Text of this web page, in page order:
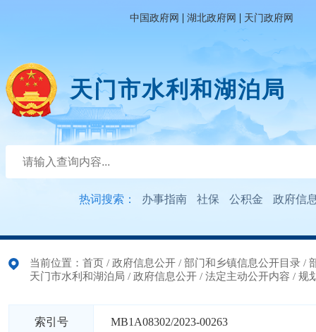
中国政府网 | 湖北政府网 | 天门政府网
天门市水利和湖泊局
热词搜索： 办事指南 社保 公积金 政府信
当前位置： 首页 / 政府信息公开 / 部门和乡镇信息公开目录 /
天门市水利和湖泊局 / 政府信息公开 / 法定主动公开内容 / 规
索引号 MB1A08302/2023-00263